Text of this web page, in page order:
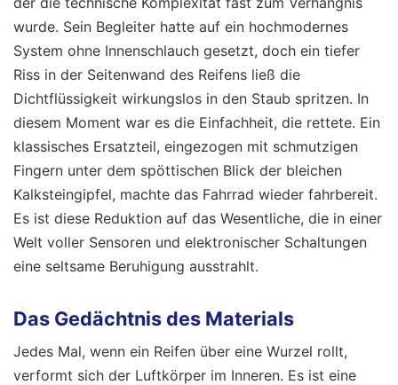
wurde. Sein Begleiter hatte auf ein hochmodernes
System ohne Innenschlauch gesetzt, doch ein tiefer
Riss in der Seitenwand des Reifens ließ die
Dichtflüssigkeit wirkungslos in den Staub spritzen. In
diesem Moment war es die Einfachheit, die rettete. Ein
klassisches Ersatzteil, eingezogen mit schmutzigen
Fingern unter dem spöttischen Blick der bleichen
Kalksteingipfel, machte das Fahrrad wieder fahrbereit.
Es ist diese Reduktion auf das Wesentliche, die in einer
Welt voller Sensoren und elektronischer Schaltungen
eine seltsame Beruhigung ausstrahlt.
Das Gedächtnis des Materials
Jedes Mal, wenn ein Reifen über eine Wurzel rollt,
verformt sich der Luftkörper im Inneren. Es ist eine